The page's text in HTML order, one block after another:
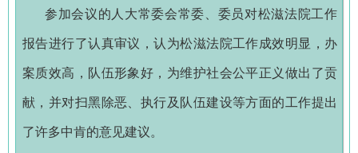
参加会议的人大常委会常委、委员对松滋法院工作
报告进行了认真审议，认为松滋法院工作成效明显，办
案质效高，队伍形象好，为维护社会公平正义做出了贡
献，并对扫黑除恶、执行及队伍建设等方面的工作提出
了许多中肯的意见建议。